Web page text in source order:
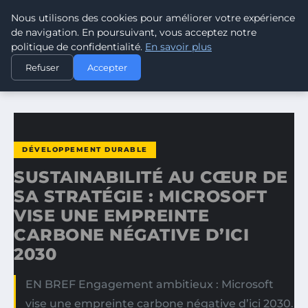
CLIMATE GUARDIAN
ACCUEIL
DÉVELOPPEMENT DURABLE
SUSTAINABILITÉ AU CŒUR DE SA STRATÉGIE : MICROSOFT…
DÉVELOPPEMENT DURABLE
SUSTAINABILITÉ AU CŒUR DE
SA STRATÉGIE : MICROSOFT
VISE UNE EMPREINTE
CARBONE NÉGATIVE D’ICI
2030
EN BREF Engagement ambitieux : Microsoft
vise une empreinte carbone négative d’ici 2030.
Nous utilisons des cookies pour améliorer votre expérience
de navigation. En poursuivant, vous acceptez notre
politique de confidentialité. En savoir plus
Refuser Accepter